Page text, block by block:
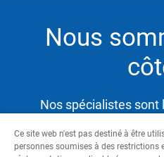
Nous
Nos spécialistes sont
besoins tout en vous
Ce site web n'est pas destiné à être
personnes soumises à des restrictions